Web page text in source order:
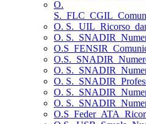
O.
O.
O.
O.
O.
O.
O.